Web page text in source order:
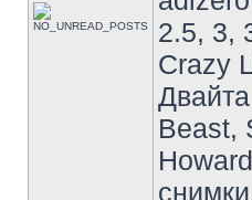
2.5, 3,
Crazy
Beast,